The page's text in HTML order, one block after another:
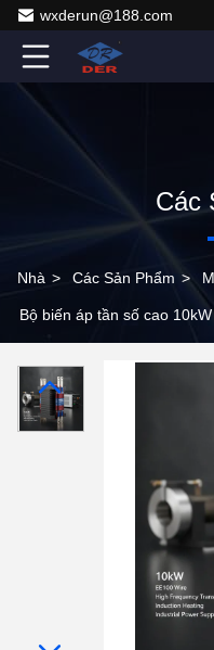
wxderun@188.com
Các
Nhà > Các Sản Phẩm >
Bộ biến áp tần số cao